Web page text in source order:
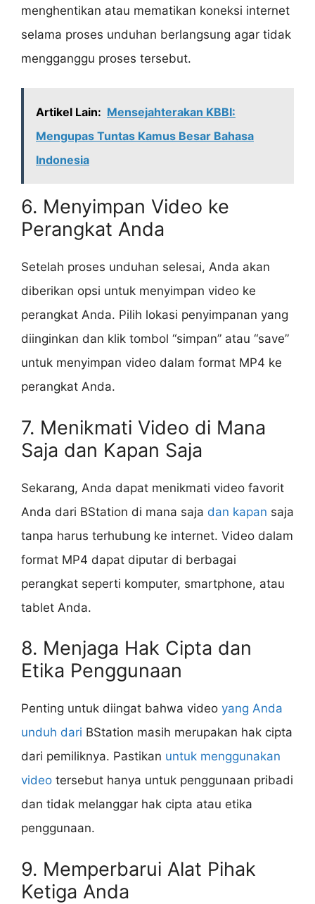
menghentikan atau mematikan koneksi internet
selama proses unduhan berlangsung agar tidak
mengganggu proses tersebut.
Artikel Lain: Mensejahterakan KBBI:
Mengupas Tuntas Kamus Besar Bahasa
Indonesia
6. Menyimpan Video ke
Perangkat Anda
Setelah proses unduhan selesai, Anda akan
diberikan opsi untuk menyimpan video ke
perangkat Anda. Pilih lokasi penyimpanan yang
diinginkan dan klik tombol “simpan” atau “save”
untuk menyimpan video dalam format MP4 ke
perangkat Anda.
7. Menikmati Video di Mana
Saja dan Kapan Saja
Sekarang, Anda dapat menikmati video favorit
Anda dari BStation di mana saja dan kapan saja
tanpa harus terhubung ke internet. Video dalam
format MP4 dapat diputar di berbagai
perangkat seperti komputer, smartphone, atau
tablet Anda.
8. Menjaga Hak Cipta dan
Etika Penggunaan
Penting untuk diingat bahwa video yang Anda
unduh dari BStation masih merupakan hak cipta
dari pemiliknya. Pastikan untuk menggunakan
video tersebut hanya untuk penggunaan pribadi
dan tidak melanggar hak cipta atau etika
penggunaan.
9. Memperbarui Alat Pihak
Ketiga Anda